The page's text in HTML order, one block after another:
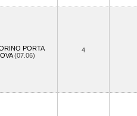
PORTA
(07.06)
4